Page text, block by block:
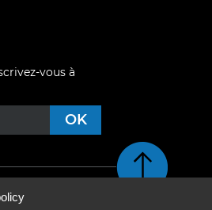
vous à
Retour en haut de page